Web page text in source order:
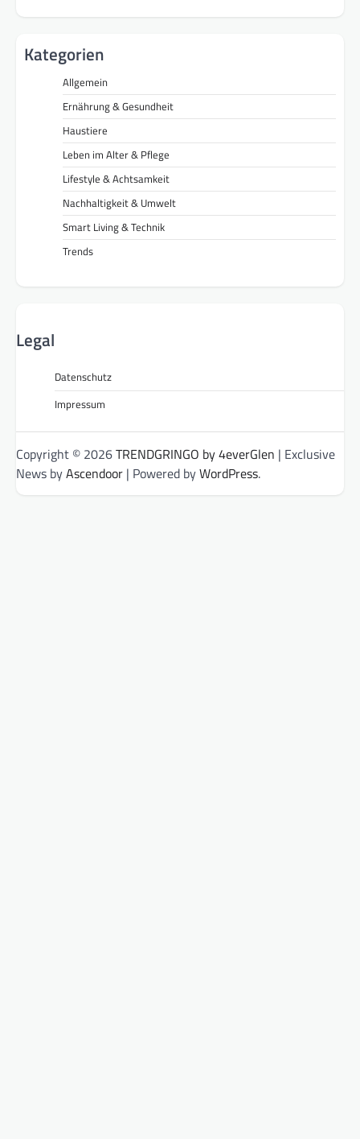
Kategorien
Allgemein
Ernährung & Gesundheit
Haustiere
Leben im Alter & Pflege
Lifestyle & Achtsamkeit
Nachhaltigkeit & Umwelt
Smart Living & Technik
Trends
Legal
Datenschutz
Impressum
Copyright © 2026TRENDGRINGO by 4everGlen | Exclusive
News byAscendoor | Powered byWordPress.